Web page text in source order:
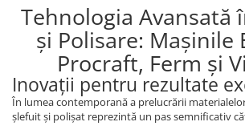
Tehnologia Avansată
și Polisare: Mașinile
Procraft, Ferm și
Inovații pentru rezultate
În lumea contemporană a prelucrării
șlefuit și polișat reprezintă un pas semnificativ